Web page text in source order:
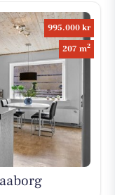
995.000 kr
207 m2